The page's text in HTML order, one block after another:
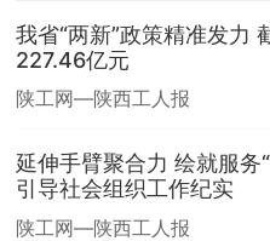
我省“两新”政策精准发力
227.46亿元
陕工网—陕西工人报
延伸手臂聚合力 绘就服
引导社会组织工作纪实
陕工网—陕西工人报